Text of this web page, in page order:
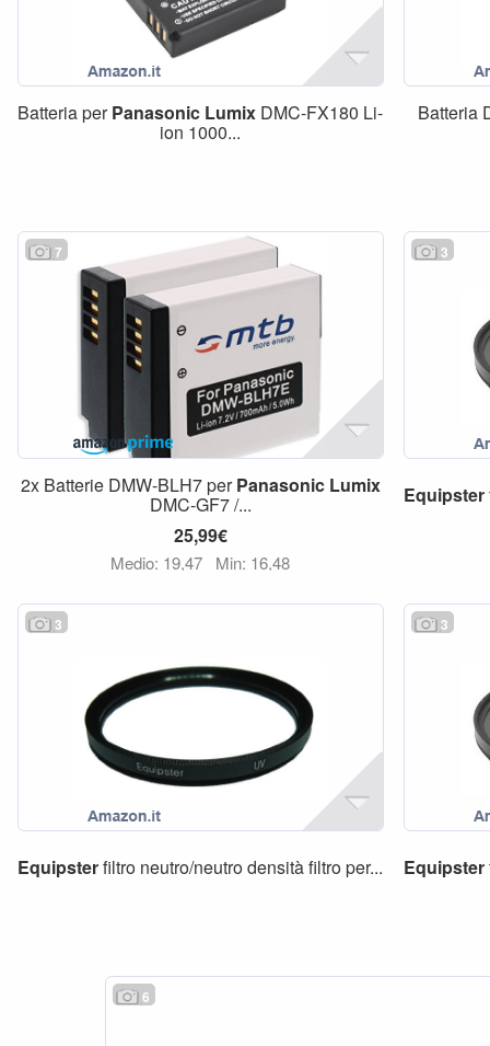
Batteria perPanasonic Lumix DMC-FX180 Li-
ion 1000...
Batteria
7
2x Batterie DMW-BLH7 perPanasonic Lumix
DMC-GF7 /...
25,99€
Medio: 19,47 Min: 16,48
3
Equipster
3
Equipsterfiltro neutro/neutro densità filtro per...
3
Equipster
6